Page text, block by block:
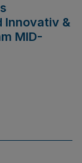
Innovativ &
MID-